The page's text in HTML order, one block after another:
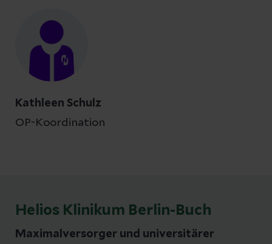
Kathleen Schulz
OP-Koordination
Helios Klinikum Berlin-Buch
Maximalversorger und universitärer